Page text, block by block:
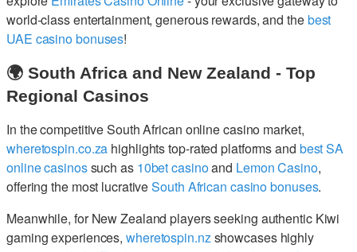
world-class entertainment, generous rewards, and thebest
UAE casino bonuses!
🌍 South Africa and New Zealand - Top
Regional Casinos
In the competitive South African online casino market,
wheretospin.co.za highlights top-rated platforms and best SA
online casinossuch as 10bet casinoand Lemon Casino,
offering the most lucrativeSouth African casino bonuses.
Meanwhile, for New Zealand players seeking authentic Kiwi
gaming experiences, wheretospin.nzshowcases highly